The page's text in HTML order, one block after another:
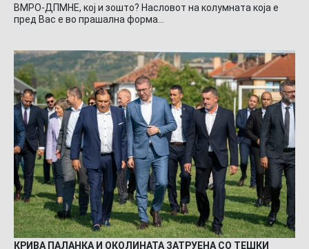
ВМРО-ДПМНЕ, кој и зошто? Насловот на колумната која е
пред Вас е во прашална форма…
КРИВА ПАЛАНКА И ОКОЛИНАТА ЗАТРУЕНА СО ТЕШКИ